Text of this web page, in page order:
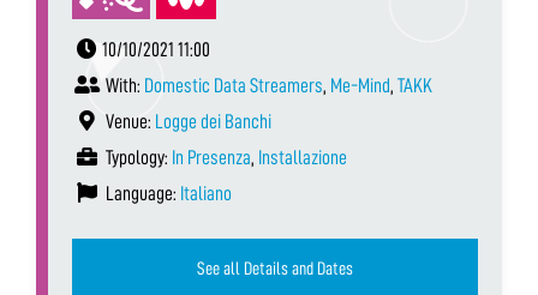
10/10/2021 11:00
With: Domestic Data Streamers, Me-Mind, TAKK
Venue: Logge dei Banchi
Typology: In Presenza, Installazione
Language: Italiano
See all Details and Dates